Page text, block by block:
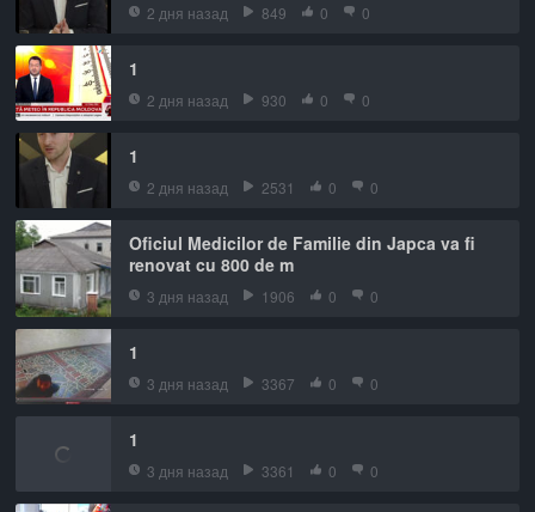
2 дня назад 849 0 0
1
2 дня назад 930 0 0
1
2 дня назад 2531 0 0
Oficiul Medicilor de Familie din Japca va fi
renovat cu 800 de m
3 дня назад 1906 0 0
1
3 дня назад 3367 0 0
1
3 дня назад 3361 0 0